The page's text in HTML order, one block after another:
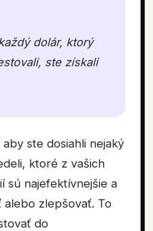
dolár, ktorý
ste získali
ste dosiahli nejaký
ktoré z vašich
sú najefektívnejšie a
alebo zlepšovať. To
do